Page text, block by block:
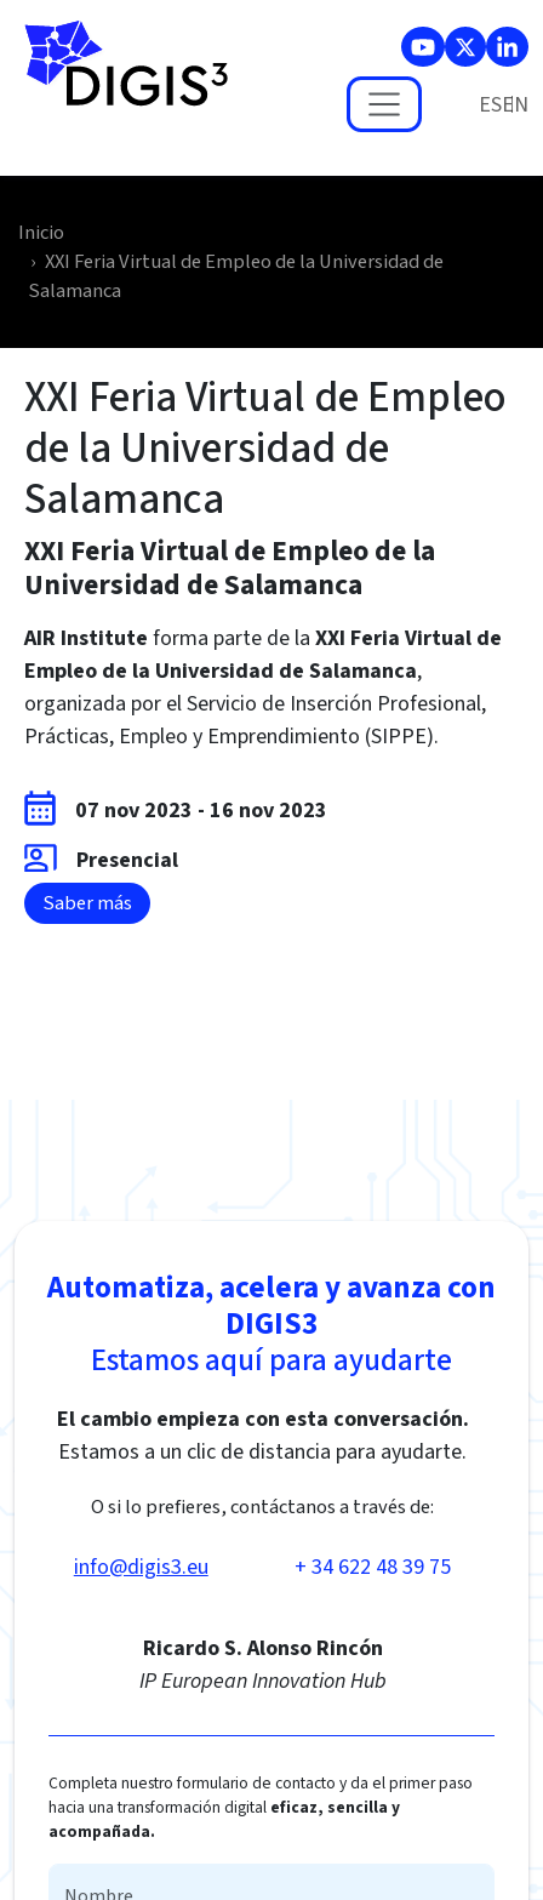
Skip to main content
ES
Inicio
XXI Feria Virtual de Empleo de la Universidad de
Salamanca
XXI Feria Virtual de Empleo
de la Universidad de
Salamanca
XXI Feria Virtual de Empleo de la
Universidad de Salamanca
AIR Institute forma parte de la XXI Feria Virtual de
Empleo de la Universidad de Salamanca,
organizada por el Servicio de Inserción Profesional,
Prácticas, Empleo y Emprendimiento (SIPPE).
07 nov 2023 - 16 nov 2023
Presencial
Saber más
Automatiza, acelera y avanza con
DIGIS3
Estamos aquí para ayudarte
El cambio empieza con esta conversación.
Estamos a un clic de distancia para ayudarte.
O si lo prefieres, contáctanos a través de:
info@digis3.eu + 34 622 48 39 75
Ricardo S. Alonso Rincón
IP European Innovation Hub
Completa nuestro formulario de contacto y da el primer paso
hacia una transformación digital eficaz, sencilla y
acompañada.